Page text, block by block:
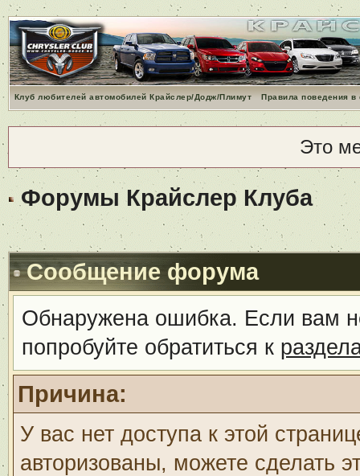
Клуб любителей автомобилей Крайслер/Додж/Плимут Правила поведения
Это
Форумы Крайслер Клуба
Сообщение форума
Обнаружена ошибка. Если вам
попробуйте обратиться к
Причина:
У вас нет доступа к этой
авторизованы, можете сделать